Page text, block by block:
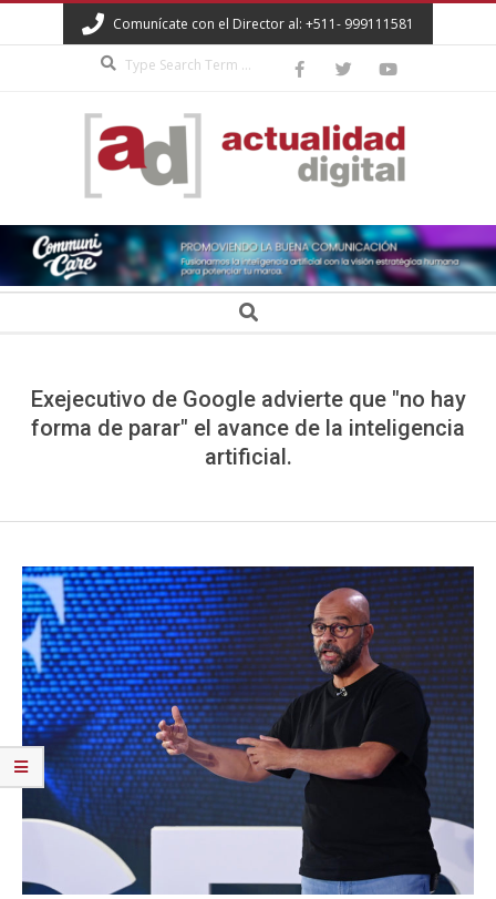
to
Comunícate con el Director al: +511- 999111581
ACTUALIDAD
DIGITAL Search
Exejecutivo de Google advierte que "no hay
forma de parar" el avance de la inteligencia
artificial.